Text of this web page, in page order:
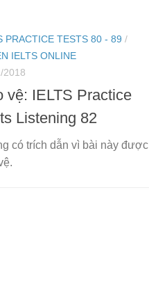
PRACTICE TESTS 80 - 89 /
IELTS ONLINE
2018
vệ: IELTS Practice
Listening 82
có trích dẫn vì bài này được